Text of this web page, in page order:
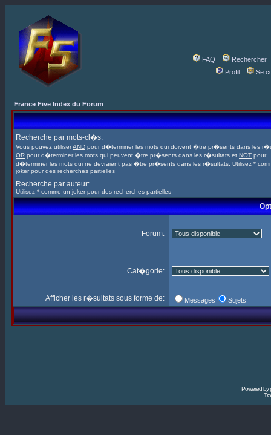
FAQ
Rechercher
Profil
Se
France Five Index du Forum
Recherche par mots-cl�s:
Vous pouvez utiliserAND pour d�terminer les mots qui doivent �tre pr�sents dans les
OR pour d�terminer les mots qui peuvent �tre pr�sents dans les r�sultats et NOT pour
d�terminer les mots qui ne devraient pas �tre pr�sents dans les r�sultats. Utilisez *
joker pour des recherches partielles
Recherche par auteur:
Utilisez * comme un joker pour des recherches partielles
Forum:
Cat�gorie:
Afficher les r�sultats sous forme de: Messages Sujets
Powered by